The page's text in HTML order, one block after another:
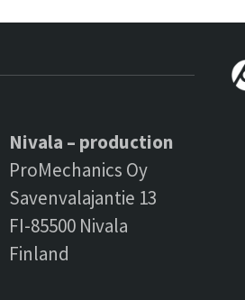
Nivala – production
ProMechanics Oy
Savenvalajantie 13
FI-85500 Nivala
Finland